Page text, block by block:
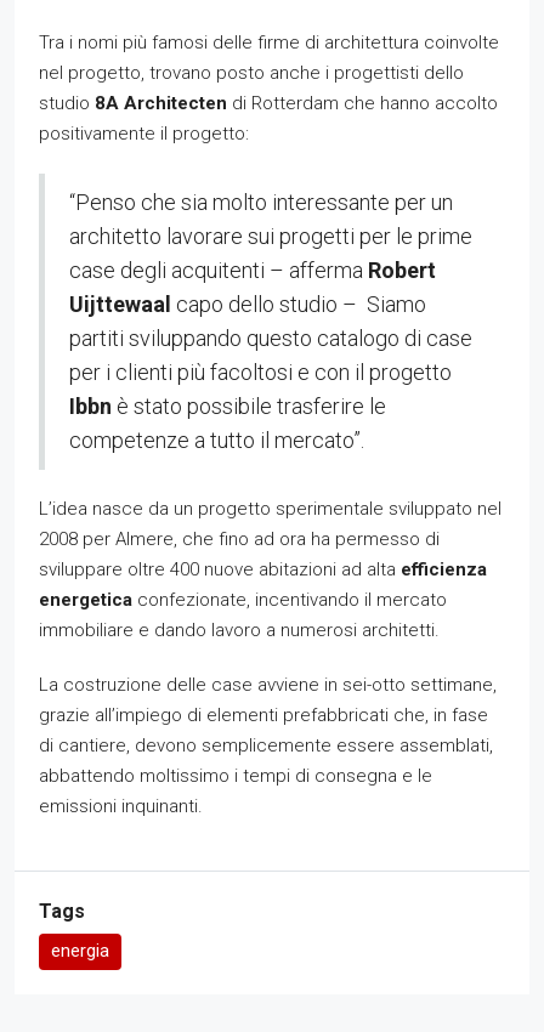
Tra i nomi più famosi delle firme di architettura coinvolte
nel progetto, trovano posto anche i progettisti dello
studio 8A Architecten di Rotterdam che hanno accolto
positivamente il progetto:
“Penso che sia molto interessante per un
architetto lavorare sui progetti per le prime
case degli acquitenti – afferma Robert
Uijttewaal capo dello studio – Siamo
partiti sviluppando questo catalogo di case
per i clienti più facoltosi e con il progetto
Ibbn è stato possibile trasferire le
competenze a tutto il mercato”.
L’idea nasce da un progetto sperimentale sviluppato nel
2008 per Almere, che fino ad ora ha permesso di
sviluppare oltre 400 nuove abitazioni ad alta efficienza
energetica confezionate, incentivando il mercato
immobiliare e dando lavoro a numerosi architetti.
La costruzione delle case avviene in sei-otto settimane,
grazie all’impiego di elementi prefabbricati che, in fase
di cantiere, devono semplicemente essere assemblati,
abbattendo moltissimo i tempi di consegna e le
emissioni inquinanti.
Tags
energia